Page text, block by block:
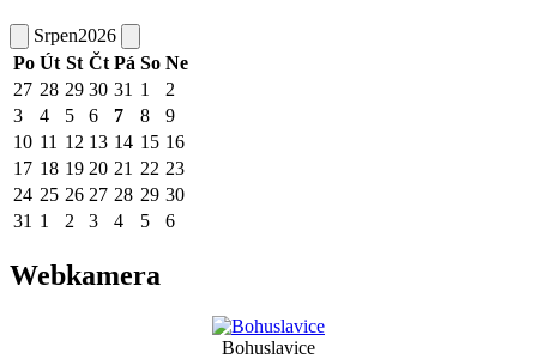
Srpen2026
Po Út St Čt Pá So Ne
27 28 29 30 31 1
2
3
4 5 6 7 8
9
10 11 12 13 14 15 16
17 18 19 20 21 22 23
24 25 26 27 28 29 30
31 1 2 3 4 5 6
Webkamera
Bohuslavice